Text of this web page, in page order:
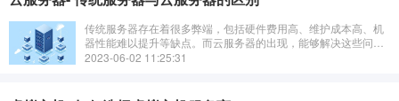
传统服务器存在着很多弊端，包括硬件费用高、维护成本高、机
器性能难以提升等缺点。而云服务器的出现，能够解决这些问
题。云服务器可以自由调整机器配置，保证服务的稳定性和性
2023-06-02 11:25:31